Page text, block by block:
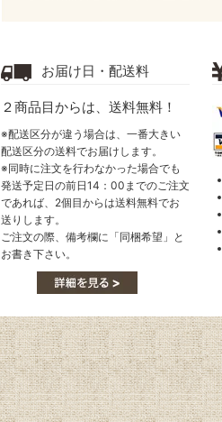
お届け日・配送料
２商品目からは、送料無料！
※配送区分が違う場合は、一番大きい
配送区分の送料でお届けします。
※同時に注文を行わなかった場合でも
発送予定日の前日14：00までのご注文
であれば、2個目からは送料無料でお
送りします。
ご注文の際、備考欄に「同梱希望」と
お書き下さい。